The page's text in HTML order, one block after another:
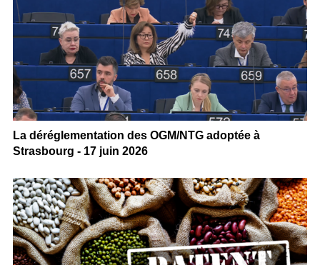
La déréglementation des OGM/NTG adoptée à
Strasbourg - 17 juin 2026